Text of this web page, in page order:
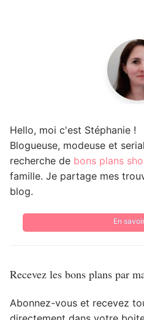
Hello, moi c'est Stéphanie !
Blogueuse, modeuse et
recherche de bons plans
famille. Je partage mes
blog.
En
Recevez les bons plans par
Abonnez-vous et recevez